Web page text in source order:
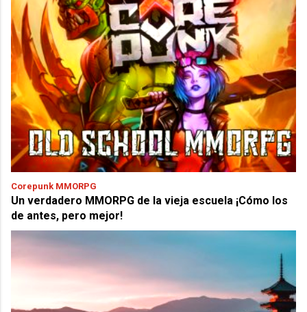
Corepunk MMORPG
Un verdadero MMORPG de la vieja escuela ¡Cómo los
de antes, pero mejor!